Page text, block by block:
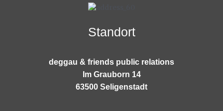
Standort
deggau & friends public relations
Im Grauborn 14
63500 Seligenstadt